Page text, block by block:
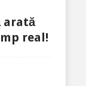
arată
real!